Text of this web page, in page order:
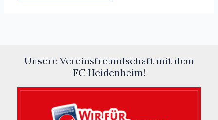
Unsere Vereinsfreundschaft mit dem
FC Heidenheim!